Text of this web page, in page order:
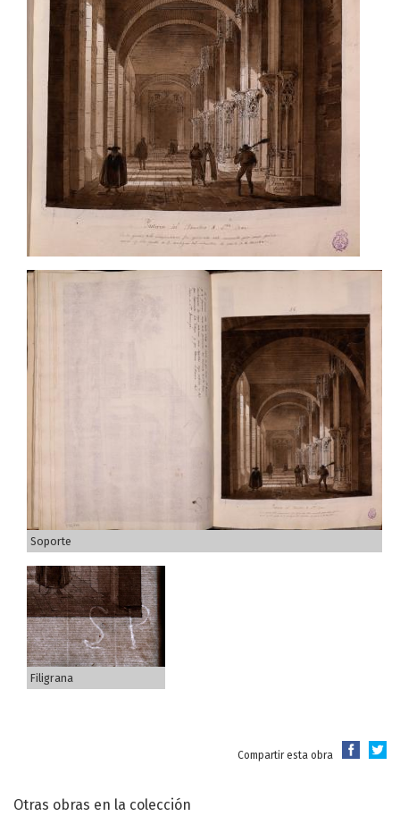
Soporte
Filigrana
Compartir esta obra
Otras obras en la colección